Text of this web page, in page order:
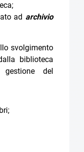
ad archivio
svolgimento
biblioteca
del